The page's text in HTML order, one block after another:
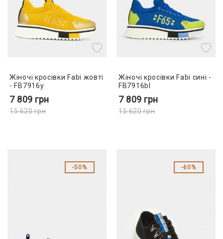
Жіночі кросівки Fabi жовті
- FB7916y
7 809 грн
15 620грн
Жіночі кросівки Fabi сині -
FB7916bl
7 809 грн
15 620грн
50% 60%